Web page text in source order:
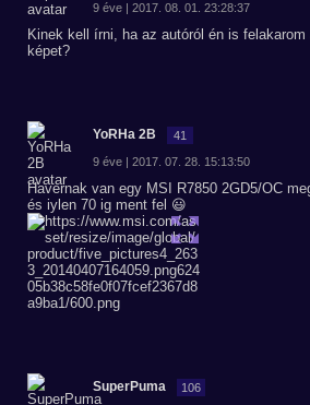
9 éve | 2017. 08. 01. 23:28:37
Kinek kell írni, ha az autóról én is
képet?
YoRHa 2B 41
9 éve | 2017. 07. 28. 15:13:50
Havernak van egy MSI R7850 2GD5/OC
és iylen 70 ig ment fel 😃
SuperPuma 106